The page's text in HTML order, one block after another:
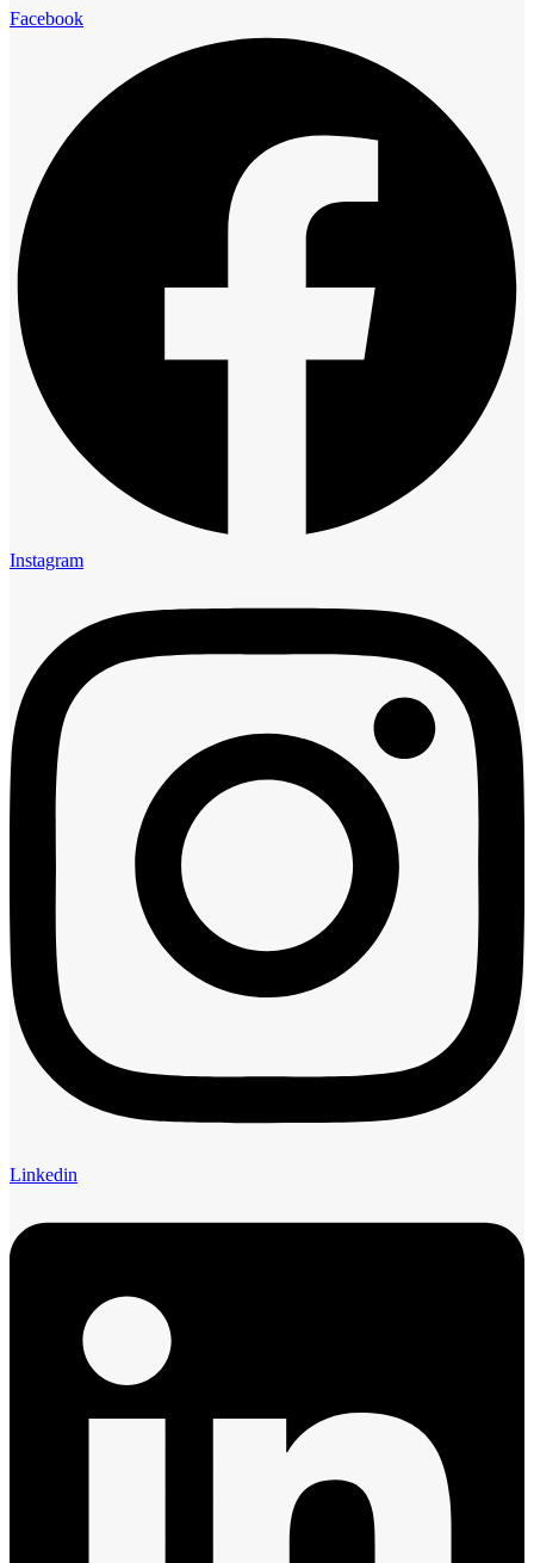
Facebook
Instagram
Linkedin